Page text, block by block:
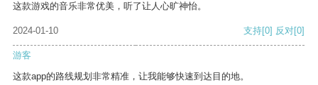
这款游戏的音乐非常优美，听了让人心旷神怡。
2024-01-10 支持[0] 反对[0]
游客
这款app的路线规划非常精准，让我能够快速到达目的地。